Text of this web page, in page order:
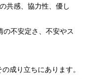
共感、協力性、優し
の不安定さ、不安やス
成り立ちにあります。